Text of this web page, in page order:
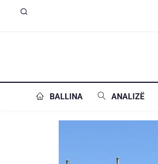
BALLINA ANALIZË